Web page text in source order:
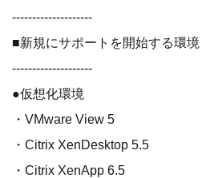
--------------------
■新規にサポートを開始する環境
--------------------
●仮想化環境
・VMware View 5
・Citrix XenDesktop 5.5
・Citrix XenApp 6.5